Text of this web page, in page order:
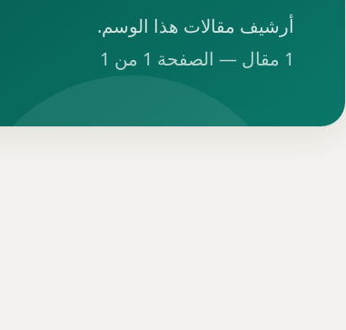
أرشيف مقالات هذا الوسم.
1 مقال — الصفحة 1 من 1